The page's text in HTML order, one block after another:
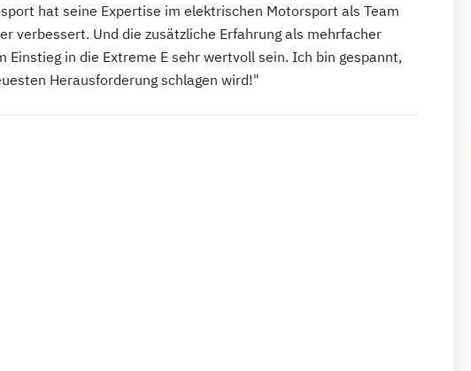
hat seine Expertise im elektrischen Motorsport als Team
verbessert. Und die zusätzliche Erfahrung als mehrfacher
Einstieg in die Extreme E sehr wertvoll sein. Ich bin gespannt,
Herausforderung schlagen wird!"